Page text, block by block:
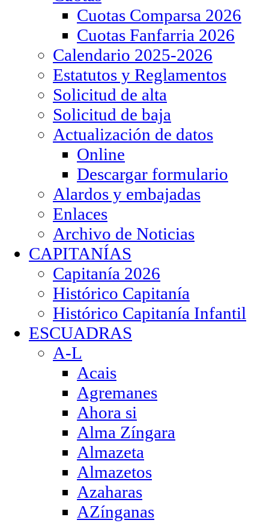
Cuotas Comparsa 2026
Cuotas Fanfarria 2026
Calendario 2025-2026
Estatutos y Reglamentos
Solicitud de alta
Solicitud de baja
Actualización de datos
Online
Descargar formulario
Alardos y embajadas
Enlaces
Archivo de Noticias
CAPITANÍAS
Capitanía 2026
Histórico Capitanía
Histórico Capitanía Infantil
ESCUADRAS
A-L
Acais
Agremanes
Ahora si
Alma Zíngara
Almazeta
Almazetos
Azaharas
AZínganas